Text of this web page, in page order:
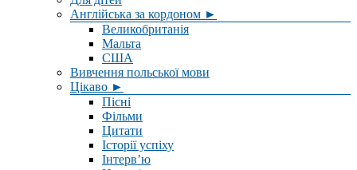
Англійська за кордоном ►
Великобританія
Мальта
США
Вивчення польської мови
Цікаво ►
Пісні
Фільми
Цитати
Історії успіху
Інтерв’ю